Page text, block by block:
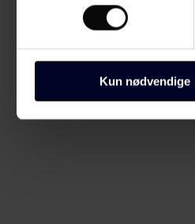
Dine valg anvendes på hele
Du kan altid ændre dine
bunden af alle sider eller på
Dine valg anvendes på alle
Kun nødvendige